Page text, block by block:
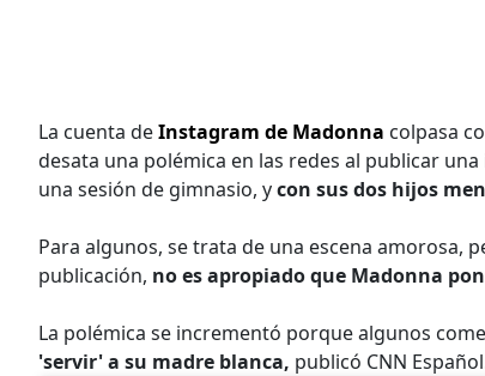
La cuenta deInstagram de Madonna colpasa
desata una polémica en las redes al publicar
una sesión de gimnasio, ycon sus dos hijos
Para algunos, se trata de una escena amorosa,
publicación, no es apropiado que Madonna
La polémica se incrementó porque algunos
'servir' a su madre blanca, publicó CNN